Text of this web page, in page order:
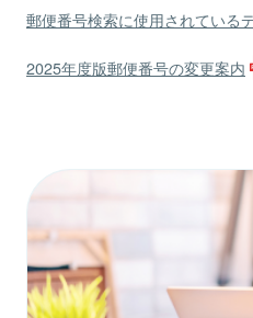
郵便番号検索に使用されている
2025年度版郵便番号の変更案内